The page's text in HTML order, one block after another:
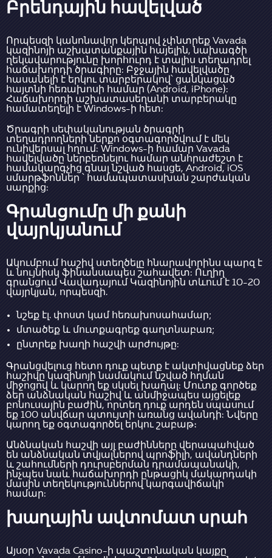
Բրենդային հավելված
Որպեսզի կանոնավոր կերպով չփնտրեք Vavada
կազինոյի աշխատանքային հայելին, նախագծի
ղեկավարությունը խորհուրդ է տալիս տեղադրել
հաճախորդի ծրագիրը: Բջջային հավելվածը
հասանելի է երկու տարբերակով՝ ցանկացած
հայտնի հեռախոսի համար (Android, iPhone):
Հաճախորդի աշխատասեղանի տարբերակը
համատեղելի է Windows-ի հետ:
Ծրագրի սեփականության ծրագրի
տեղադրողների ներքո օգտագործվում է մեկ
ունիվերսալ հղում: Windows-ի համար Vavada
հավելվածը ներբեռնելու համար անհրաժեշտ է
համակարգչից գնալ նշված հասցե, Android, iOS
սմարթֆոններ ՝ համապատասխան շարժական
սարքից:
Գրանցումը մի քանի
վայրկյանում
Ակումբում հաշիվ ստեղծելը հնարավորինս պարզ է
և նույնիսկ ֆինանսապես շահավետ: Ուղիղ
գրանցում Վավադայում Կազինոյին տևում է 10-20
վայրկյան, որպեսզի.
նշեք էլ. փոստ կամ հեռախոսահամար;
մտածեք և մուտքագրեք գաղտնաբառ;
ընտրեք խաղի հաշվի արժույթը:
Գրանցվելուց հետո դուք պետք է ակտիվացնեք ձեր
հաշիվը կազինոյի նամակում նշված հղման
միջոցով և կարող եք սկսել խաղալ: Մուտք գործեք
ձեր անձնական հաշիվ և անմիջապես այցելեք
բոնուսային բաժին, որտեղ դուք արդեն սպասում
եք 100 անվճար պտույտի առանց ավանդի: Նվերը
կարող եք օգտագործել երկու շաբաթ։
Անձնական հաշվի այլ բաժինները վերապահված
են անձնական տվյալներով պրոֆիլի, ավանդների
և շահումների դուրսբերման դրամապանակի,
ինչպես նաև հաճախորդի ընթացիկ մակարդակի
մասին տեղեկություններով կարգավիճակի
համար:
խաղային ավտոմատ սրահ
Այսօր Vavada Casino-ի պաշտոնական կայքը